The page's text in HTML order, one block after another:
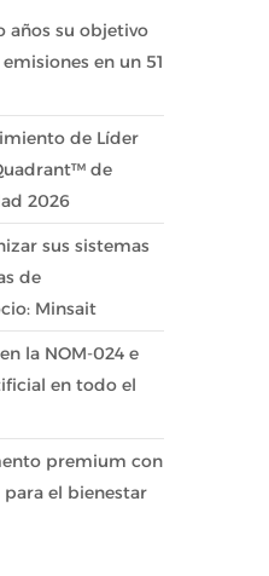
años su objetivo
en un 51
de Líder
de
2026
sus sistemas
de
Minsait
la NOM-024 e
en todo el
premium con
para el bienestar